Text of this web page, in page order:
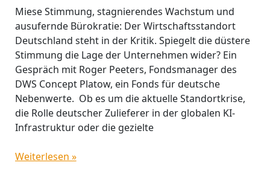
Miese Stimmung, stagnierendes Wachstum und
ausufernde Bürokratie: Der Wirtschaftsstandort
Deutschland steht in der Kritik. Spiegelt die düstere
Stimmung die Lage der Unternehmen wider? Ein
Gespräch mit Roger Peeters, Fondsmanager des
DWS Concept Platow, ein Fonds für deutsche
Nebenwerte. Ob es um die aktuelle Standortkrise,
die Rolle deutscher Zulieferer in der globalen KI-
Infrastruktur oder die gezielte
Weiterlesen »